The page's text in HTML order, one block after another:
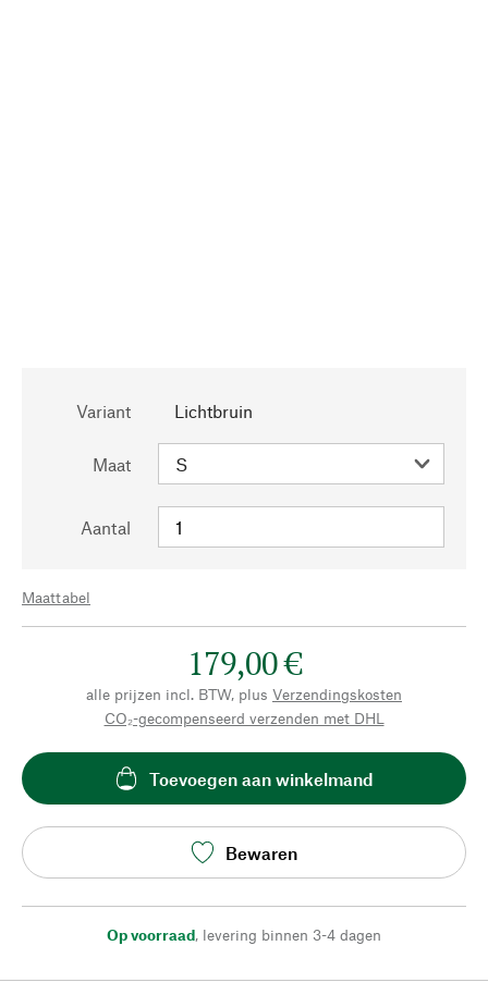
Variant Lichtbruin
Maat
Aantal
Maattabel
179,00 €
alle prijzen incl. BTW, plus Verzendingskosten
CO₂-gecompenseerd verzenden met DHL
Toevoegen aan winkelmand
Bewaren
Op voorraad, levering binnen 3-4 dagen